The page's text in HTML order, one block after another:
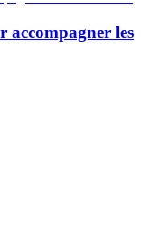
accompagner les